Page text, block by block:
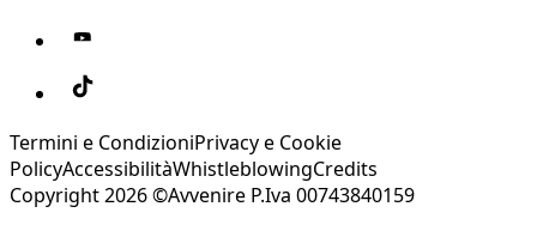
Termini e CondizioniPrivacy e Cookie
PolicyAccessibilitàWhistleblowingCredits
Copyright 2026 ©Avvenire P.Iva 00743840159